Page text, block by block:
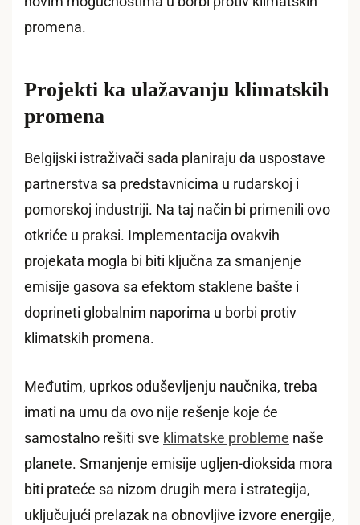
promena.
Projekti ka ulažavanju klimatskih
promena
Belgijski istraživači sada planiraju da uspostave
partnerstva sa predstavnicima u rudarskoj i
pomorskoj industriji. Na taj način bi primenili ovo
otkriće u praksi. Implementacija ovakvih
projekata mogla bi biti ključna za smanjenje
emisije gasova sa efektom staklene bašte i
doprineti globalnim naporima u borbi protiv
klimatskih promena.
Međutim, uprkos oduševljenju naučnika, treba
imati na umu da ovo nije rešenje koje će
samostalno rešiti sve klimatske probleme naše
planete. Smanjenje emisije ugljen-dioksida mora
biti prateće sa nizom drugih mera i strategija,
uključujući prelazak na obnovljive izvore energije,